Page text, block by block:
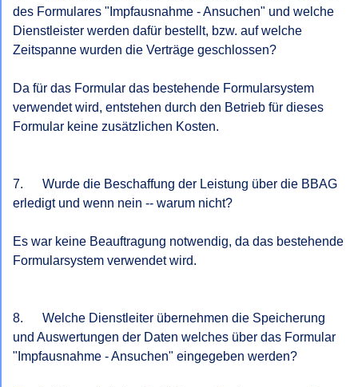
des Formulares "Impfausnahme - Ansuchen" und welche
Dienstleister werden dafür bestellt, bzw. auf welche
Zeitspanne wurden die Verträge geschlossen?
Da für das Formular das bestehende Formularsystem
verwendet wird, entstehen durch den Betrieb für dieses
Formular keine zusätzlichen Kosten.
7.      Wurde die Beschaffung der Leistung über die BBAG
erledigt und wenn nein -- warum nicht?
Es war keine Beauftragung notwendig, da das bestehende
Formularsystem verwendet wird.
8.      Welche Dienstleiter übernehmen die Speicherung
und Auswertungen der Daten welches über das Formular
"Impfausnahme - Ansuchen" eingegeben werden?